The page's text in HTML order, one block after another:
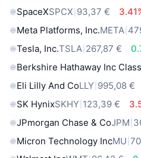
SpaceXSPCX 93,37 €
Meta Platforms, Inc.META
Tesla, Inc.TSLA 267,87 €
Berkshire Hathaway Inc
Eli Lilly And CoLLY 995,08 €
SK HynixSKHY 123,39 €
JPmorgan Chase & CoJPM
Micron Technology IncMU